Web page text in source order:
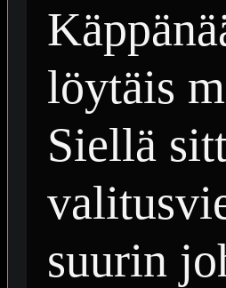
löytäis
Siellä
suurin